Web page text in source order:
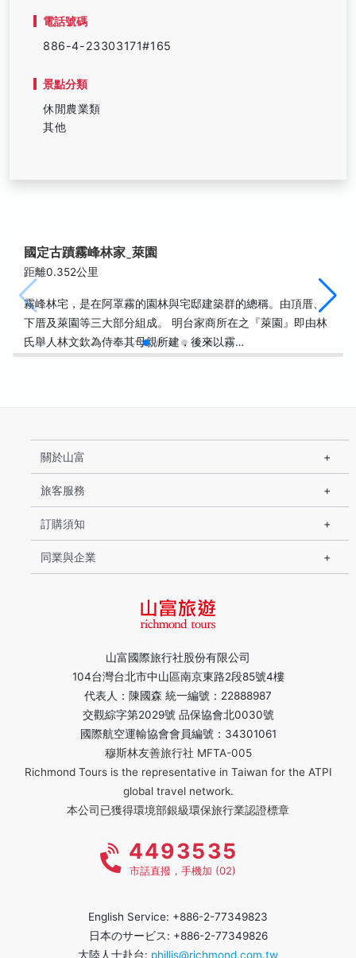
電話號碼
886-4-23303171#165
景點分類
休閒農業類
其他
國定古蹟霧峰林家ˍ萊園
距離0.352公里
霧峰林宅，是在阿罩霧的園林與宅邸建築群的總稱。由頂厝、
下厝及萊園等三大部分組成。 明台家商所在之『萊園』即由林
氏舉人林文欽為侍奉其母親所建，後來以霧…
山富國際旅行社股份有限公司
104台灣台北市中山區南京東路2段85號4樓
代表人：陳國森 統一編號：22888987
交觀綜字第2029號 品保協會北0030號
國際航空運輸協會會員編號：34301061
穆斯林友善旅行社 MFTA-005
Richmond Tours is the representative in Taiwan for the ATPI
global travel network.
本公司已獲得環境部銀級環保旅行業認證標章
關於山富
旅客服務
訂購須知
同業與企業
4493535
市話直撥，手機加 (02)
English Service: +886-2-77349823
日本のサービス: +886-2-77349826
大陸人士赴台: phillis@richmond.com.tw